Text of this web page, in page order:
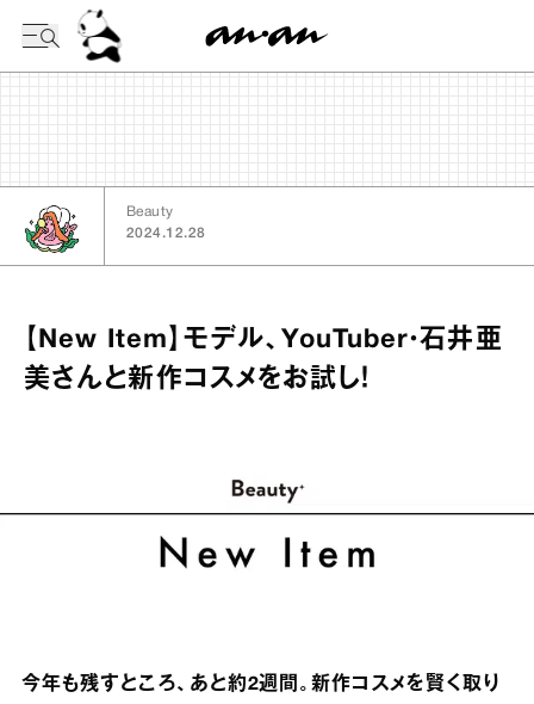
Beauty
2024.12.28
【New Item】モデル、YouTuber・石井亜
美さんと新作コスメをお試し！
今年も残すところ、あと約2週間。新作コスメを賢く取り